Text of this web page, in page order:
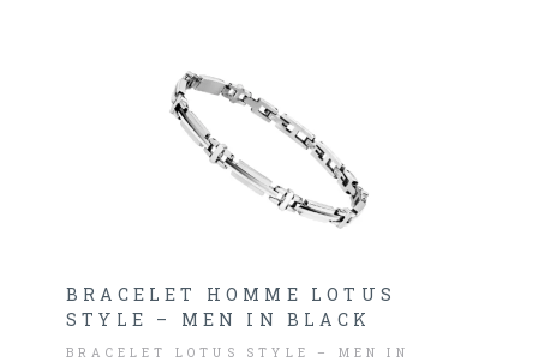
BRACELET HOMME LOTUS
STYLE – MEN IN BLACK
BRACELET LOTUS STYLE – MEN IN